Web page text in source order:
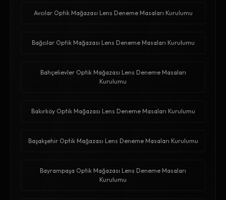
Avcılar Optik Mağazası Lens Deneme Masaları Kurulumu
Bağcılar Optik Mağazası Lens Deneme Masaları Kurulumu
Bahçelievler Optik Mağazası Lens Deneme Masaları
Kurulumu
Bakırköy Optik Mağazası Lens Deneme Masaları Kurulumu
Başakşehir Optik Mağazası Lens Deneme Masaları Kurulumu
Bayrampaşa Optik Mağazası Lens Deneme Masaları
Kurulumu